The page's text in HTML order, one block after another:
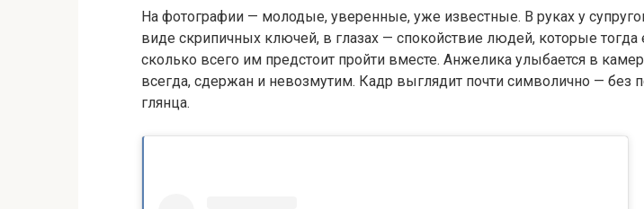
На фотографии — молодые, уверенные, уже известные. В руках у
виде скрипичных ключей, в глазах — спокойствие людей, которые тогда
сколько всего им предстоит пройти вместе. Анжелика улыбается в
всегда, сдержан и невозмутим. Кадр выглядит почти символично — без
глянца.